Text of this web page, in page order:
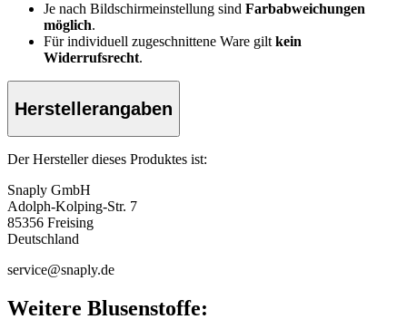
Je nach Bildschirmeinstellung sind Farbabweichungen
möglich.
Für individuell zugeschnittene Ware gilt kein
Widerrufsrecht.
Herstellerangaben
Der Hersteller dieses Produktes ist:
Snaply GmbH
Adolph-Kolping-Str. 7
85356 Freising
Deutschland
service@snaply.de
Weitere Blusenstoffe: